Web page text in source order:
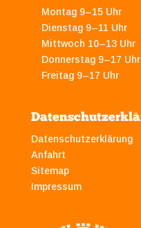
Montag 9–15 Uhr
Dienstag 9–11 Uhr
Mittwoch 10–13 Uhr
Donnerstag 9–17 Uhr
Freitag 9–17 Uhr
Datenschutzerklärung
Anfahrt
Sitemap
Impressum